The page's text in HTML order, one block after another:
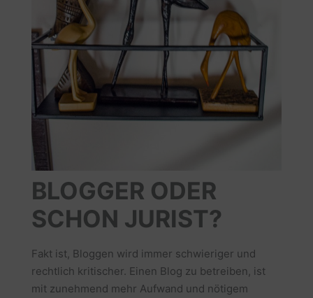
BLOGGER ODER
SCHON JURIST?
Fakt ist, Bloggen wird immer schwieriger und
rechtlich kritischer. Einen Blog zu betreiben, ist
mit zunehmend mehr Aufwand und nötigem